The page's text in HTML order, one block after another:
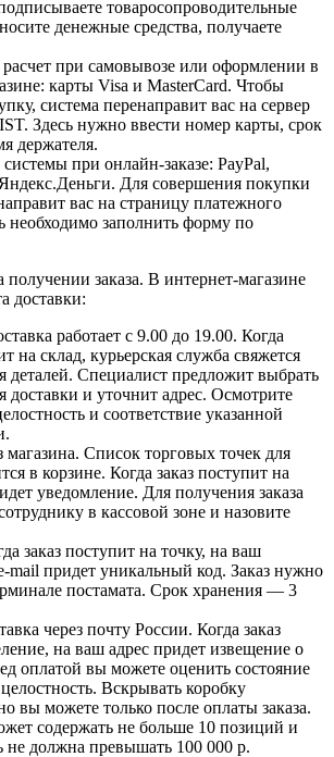
товаросопроводительные
денежные средства, получаете
при самовывозе или оформлении в
карты Visa и MasterCard. Чтобы
система перенаправит вас на сервер
Здесь нужно ввести номер карты, срок
держателя.
при онлайн-заказе: PayPal,
Для совершения покупки
вас на страницу платежного
необходимо заполнить форму по
получении заказа. В интернет-магазине
доставки:
работает с 9.00 до 19.00. Когда
на склад, курьерская служба свяжется
деталей. Специалист предложит выбрать
доставки и уточнит адрес. Осмотрите
и соответствие указанной
Список торговых точек для
в корзине. Когда заказ поступит на
уведомление. Для получения заказа
в кассовой зоне и назовите
заказ поступит на точку, на ваш
mail придет уникальный код. Заказ нужно
постамата. Срок хранения — 3
через почту России. Когда заказ
на ваш адрес придет извещение о
оплатой вы можете оценить состояние
Вскрывать коробку
вы можете только после оплаты заказа.
содержать не больше 10 позиций и
не должна превышать 100 000 р.